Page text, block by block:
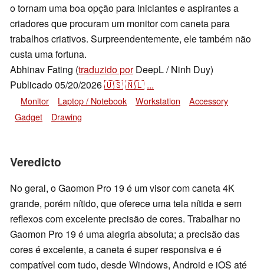
o tornam uma boa opção para iniciantes e aspirantes a
criadores que procuram um monitor com caneta para
trabalhos criativos. Surpreendentemente, ele também não
custa uma fortuna.
Abhinav Fating (traduzido porDeepL / Ninh Duy)
Publicado05/20/2026🇺🇸🇳🇱 ...
Monitor Laptop / Notebook Workstation
Accessory
Gadget
Drawing
Veredicto
No geral, o Gaomon Pro 19 é um visor com caneta 4K
grande, porém nítido, que oferece uma tela nítida e sem
reflexos com excelente precisão de cores. Trabalhar no
Gaomon Pro 19 é uma alegria absoluta; a precisão das
cores é excelente, a caneta é super responsiva e é
compatível com tudo, desde Windows, Android e iOS até